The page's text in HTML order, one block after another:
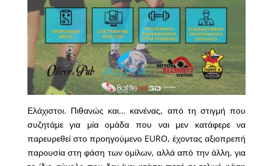
Ελάχιστοι. Πιθανώς και… κανένας, από τη στιγμή που
συζητάμε για μία ομάδα που ναι μεν κατάφερε να
παρευρεθεί στο προηγούμενο EURO, έχοντας αξιοπρεπή
παρουσία στη φάση των ομίλων, αλλά από την άλλη, για